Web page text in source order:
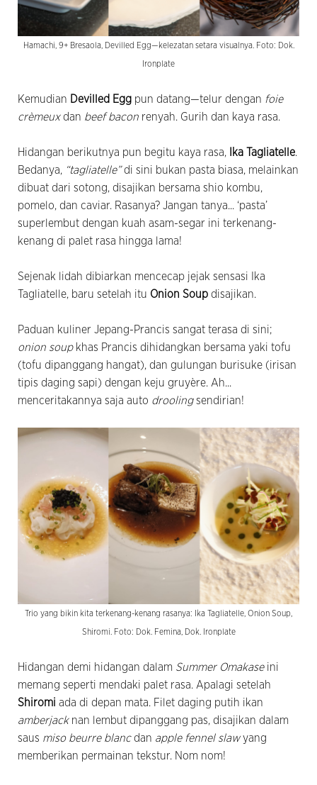
Hamachi, 9+ Bresaola, Devilled Egg—kelezatan setara visualnya. Foto: Dok.
Ironplate
Kemudian Devilled Egg pun datang—telur dengan foie
crèmeuxdan beef bacon renyah. Gurih dan kaya rasa.
Hidangan berikutnya pun begitu kaya rasa, Ika Tagliatelle.
Bedanya, “tagliatelle”di sini bukan pasta biasa, melainkan
dibuat dari sotong, disajikan bersama shio kombu,
pomelo, dan caviar. Rasanya? Jangan tanya... ‘pasta’
superlembut dengan kuah asam-segar ini terkenang-
kenang di palet rasa hingga lama!
Sejenak lidah dibiarkan mencecap jejak sensasi Ika
Tagliatelle, baru setelah itu Onion Soup disajikan.
Paduan kuliner Jepang-Prancis sangat terasa di sini;
onion soupkhas Prancis dihidangkan bersama yaki tofu
(tofu dipanggang hangat), dan gulungan burisuke (irisan
tipis daging sapi) dengan keju gruyère. Ah...
menceritakannya saja auto droolingsendirian!
Trio yang bikin kita terkenang-kenang rasanya: Ika Tagliatelle, Onion Soup,
Shiromi. Foto: Dok. Femina, Dok. Ironplate
Hidangan demi hidangan dalam Summer Omakaseini
memang seperti mendaki palet rasa. Apalagi setelah
Shiromi ada di depan mata. Filet daging putih ikan
amberjack nan lembut dipanggang pas, disajikan dalam
saus miso beurre blancdan apple fennel slawyang
memberikan permainan tekstur. Nom nom!